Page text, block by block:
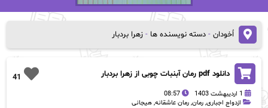
اُخودان- دسته نویسنده ها - زهرا بردبار
41 دانلود pdf رمان آبنبات چوبی از زهرا بردبار
1 اردیبهشت 1403
08:57
ازدواج اجباری, رمان, رمان عاشقانه, هیجانی